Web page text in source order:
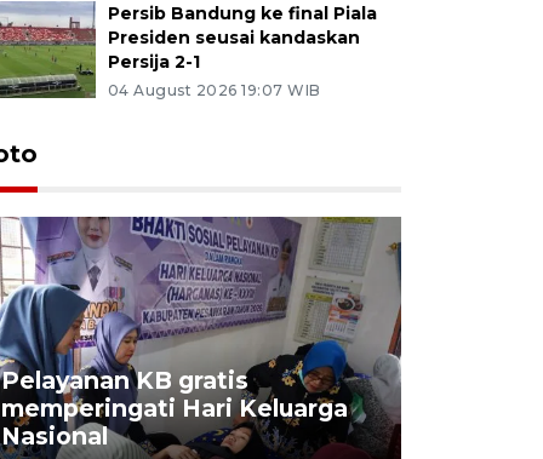
Persib Bandung ke final Piala
Presiden seusai kandaskan
Persija 2-1
04 August 2026 19:07 WIB
Pelayanan KB gratis
memperingati Hari Keluarga
Nasional